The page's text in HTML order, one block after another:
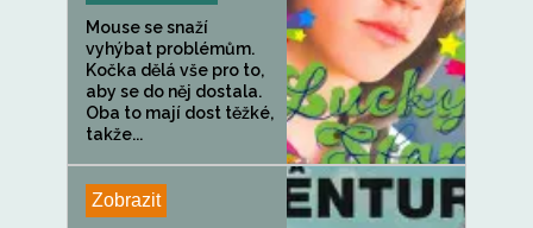
Mouse se snaží
vyhýbat problémům.
Kočka dělá vše pro to,
aby se do něj dostala.
Oba to mají dost těžké,
takže...
Zobrazit